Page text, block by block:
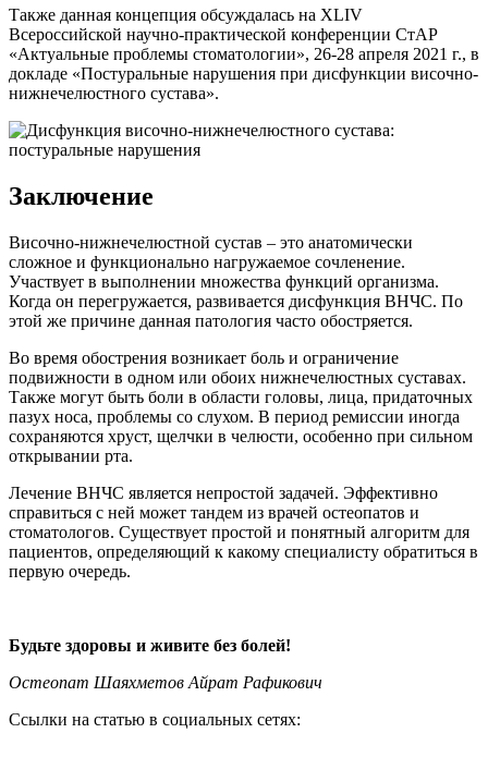
Также данная концепция обсуждалась на XLIV
Всероссийской научно-практической конференции СтАР
«Актуальные проблемы стоматологии», 26-28 апреля 2021 г., в
докладе «Постуральные нарушения при дисфункции височно-
нижнечелюстного сустава».
Заключение
Височно-нижнечелюстной сустав – это анатомически
сложное и функционально нагружаемое сочленение.
Участвует в выполнении множества функций организма.
Когда он перегружается, развивается дисфункция ВНЧС. По
этой же причине данная патология часто обостряется.
Во время обострения возникает боль и ограничение
подвижности в одном или обоих нижнечелюстных суставах.
Также могут быть боли в области головы, лица, придаточных
пазух носа, проблемы со слухом. В период ремиссии иногда
сохраняются хруст, щелчки в челюсти, особенно при сильном
открывании рта.
Лечение ВНЧС является непростой задачей. Эффективно
справиться с ней может тандем из врачей остеопатов и
стоматологов. Существует простой и понятный алгоритм для
пациентов, определяющий к какому специалисту обратиться в
первую очередь.
Будьте здоровы и живите без болей!
Остеопат Шаяхметов Айрат Рафикович
Ссылки на статью в социальных сетях: